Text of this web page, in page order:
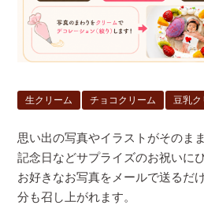
生クリーム チョコクリーム 豆乳ク
思い出の写真やイラストがそのま
記念日などサプライズのお祝いに
お好きなお写真をメールで送るだ
分も召し上がれます。